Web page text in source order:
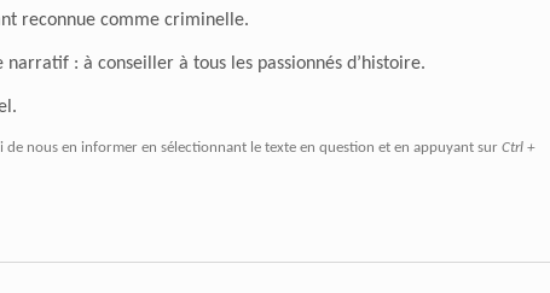
reconnue comme criminelle.
: à conseiller à tous les passionnés d’histoire.
.
de nous en informer en sélectionnant le texte en question et en appuyant sur Ctrl +